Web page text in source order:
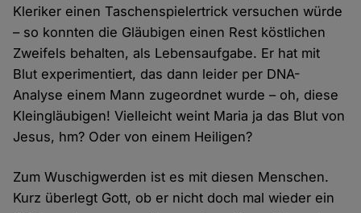
Kleriker einen Taschenspielertrick versuchen würde
– so konnten die Gläubigen einen Rest köstlichen
Zweifels behalten, als Lebensaufgabe. Er hat mit
Blut experimentiert, das dann leider per DNA-
Analyse einem Mann zugeordnet wurde – oh, diese
Kleingläubigen! Vielleicht weint Maria ja das Blut von
Jesus, hm? Oder von einem Heiligen?
Zum Wuschigwerden ist es mit diesen Menschen.
Kurz überlegt Gott, ob er nicht doch mal wieder ein